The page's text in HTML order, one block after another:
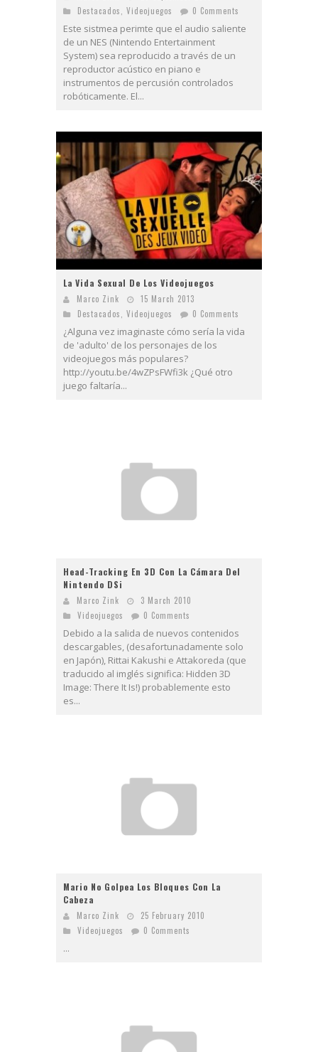
Destacados, Videojuegos 0 Comments
Este sistmea perimte que el audio saliente
de un NES (Nintendo Entertainment
System) sea reproducido a través de un
reproductor acústico en piano e
instrumentos de percusión controlados
robóticamente. El...
La Vida Sexual De Los Videojuegos
Marco Zink
15 March 2013
Destacados
Videojuegos 0 Comments
¿Alguna vez imaginaste cómo sería la vida
de 'adulto' de los personajes de los
videojuegos más populares?
http://youtu.be/4wZPsFWfi3k ¿Qué otro
juego faltaría...
Head-Tracking En 3D Con La Cámara Del
Nintendo DSi
Marco Zink
3 March 2010
Videojuegos
0 Comments
Debido a la salida de nuevos contenidos
descargables, (desafortunadamente solo
en Japón), Rittai Kakushi e Attakoreda (que
traducido al imglés significa: Hidden 3D
Image: There It Is!) probablemente esto
es...
Mario No Golpea Los Bloques Con La
Cabeza
Marco Zink
25 February 2010
Videojuegos
0 Comments
...